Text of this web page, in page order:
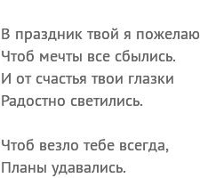
В праздник твой я пожелаю
Чтоб мечты все сбылись.
И от счастья твои глазки
Радостно светились.
Чтоб везло тебе всегда,
Планы удавались.